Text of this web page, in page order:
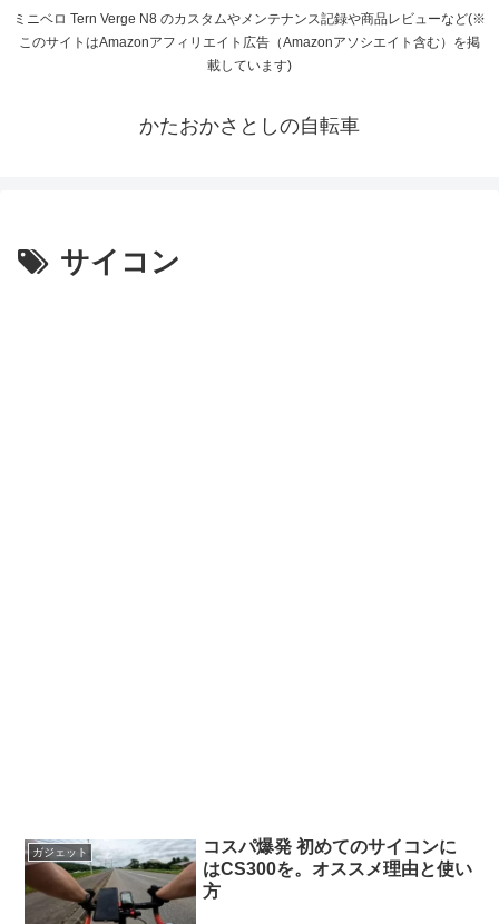
ミニベロ Tern Verge N8 のカスタムやメンテナンス記録や商品レビューなど(※
このサイトはAmazonアフィリエイト広告（Amazonアソシエイト含む）を掲
載しています)
かたおかさとしの自転車
サイコン
ガジェット
コスパ爆発 初めてのサイコンに
はCS300を。オススメ理由と使い
方